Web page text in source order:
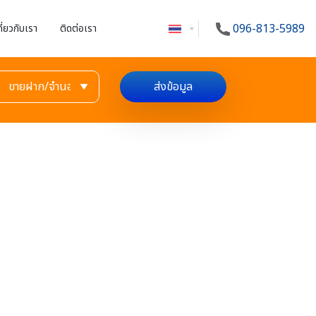
ยวกับเรา ติดต่อเรา 096-813-5989
ส่งข้อมูล